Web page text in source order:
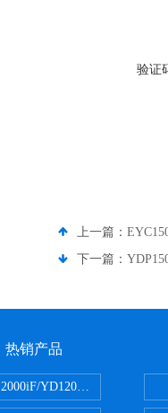
验证
上一篇：
下一篇：
热销产品
YD12000大疆T30用